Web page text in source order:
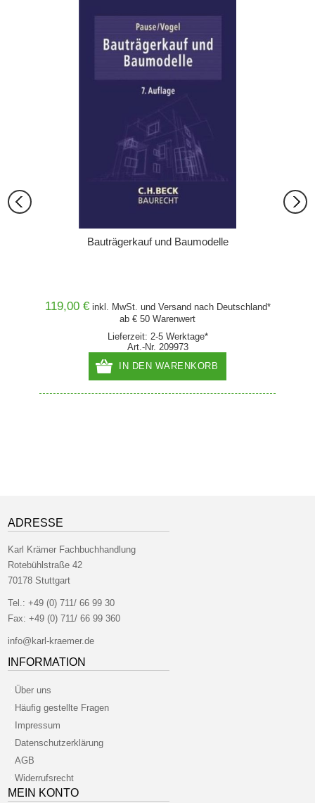
Bauträgerkauf und Baumodelle
119,00 € inkl. MwSt. und Versandnach Deutschland*
ab € 50 Warenwert
Lieferzeit: 2-5 Werktage*
Art.-Nr. 209973
IN DEN WARENKORB
ADRESSE
Karl Krämer Fachbuchhandlung
Rotebühlstraße 42
70178 Stuttgart
Tel.:+49 (0) 711/ 66 99 30
Fax: +49 (0) 711/ 66 99 360
info@karl-kraemer.de
INFORMATION
Über uns
Häufig gestellte Fragen
Impressum
Datenschutzerklärung
AGB
Widerrufsrecht
MEIN KONTO